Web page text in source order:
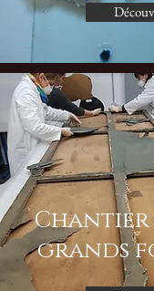
Chantier
grands